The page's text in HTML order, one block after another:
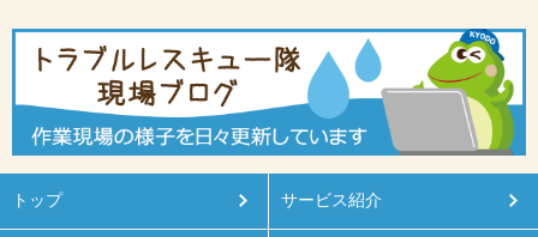
トップ サービス紹介